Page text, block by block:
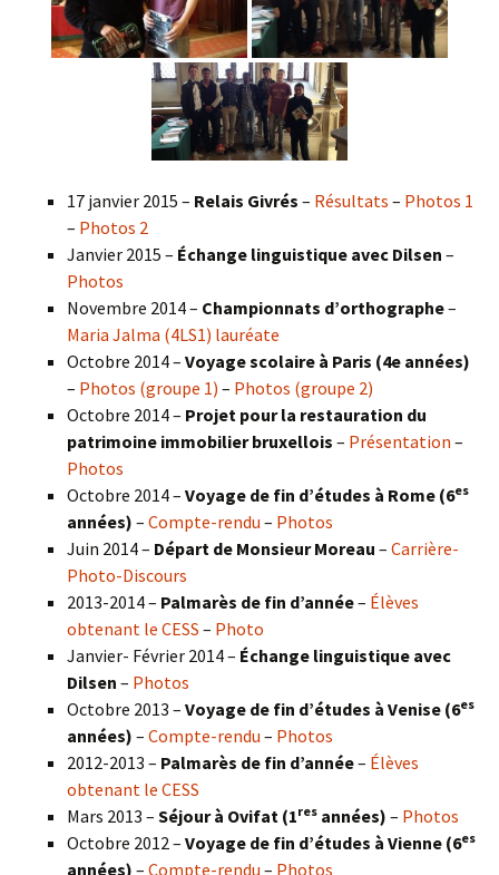
17 janvier 2015 – Relais Givrés – Résultats – Photos 1
– Photos 2
Janvier 2015 – Échange linguistique avec Dilsen –
Photos
Novembre 2014 – Championnats d’orthographe–
Maria Jalma (4LS1) lauréate
Octobre 2014 – Voyage scolaire à Paris (4e années)
– Photos (groupe 1) – Photos (groupe 2)
Octobre 2014 – Projet pour la restauration du
patrimoine immobilier bruxellois – Présentation –
Photos
Octobre 2014 – Voyage de fin d’études à Rome (6es
années) – Compte-rendu – Photos
Juin 2014 – Départ de Monsieur Moreau – Carrière-
Photo-Discours
2013-2014 – Palmarès de fin d’année– Élèves
obtenant le CESS – Photo
Janvier- Février 2014 – Échange linguistique avec
Dilsen – Photos
Octobre 2013 – Voyage de fin d’études à Venise (6es
années) – Compte-rendu – Photos
2012-2013 – Palmarès de fin d’année– Élèves
obtenant le CESS
Mars 2013 – Séjour à Ovifat (1res années) – Photos
Octobre 2012 – Voyage de fin d’études à Vienne (6es
années) – Compte-rendu – Photos